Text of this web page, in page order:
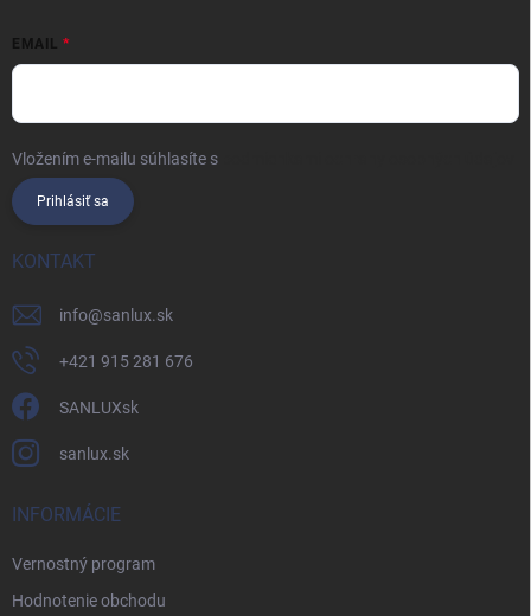
EMAIL
Vložením e-mailu súhlasíte s
Prihlásiť sa
KONTAKT
info@sanlux.sk
+421 915 281 676
SANLUXsk
sanlux.sk
INFORMÁCIE
Vernostný program
Hodnotenie obchodu